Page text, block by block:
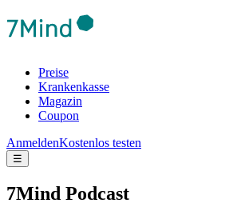
Preise
Krankenkasse
Magazin
Coupon
AnmeldenKostenlos testen
☰
7Mind Podcast